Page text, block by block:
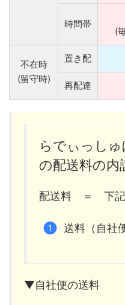
時間帯
(
不在時
(留守時)
置き配
再配達
らでぃっしゅ
の配送料の内
配送料 ＝ 下
送料（自社
▼自社便の送料